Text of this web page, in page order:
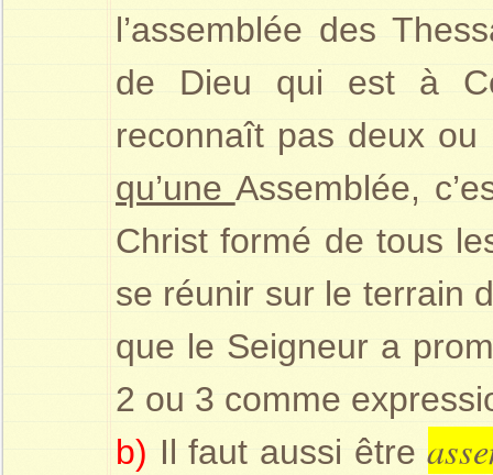
l’assemblée des
de Dieu qui est à
reconnaît pas deux ou
qu’une Assemblée,
Christ formé de tous
se réunir sur le terrain
que le Seigneur a
2 ou 3 comme
b) Il faut aussi être